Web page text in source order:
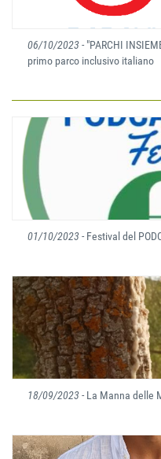
06/10/2023- "PARCHI
primo parco inclusivo italiano
01/10/2023- Festival del
18/09/2023- La Manna delle